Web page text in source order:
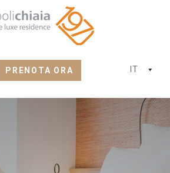
PRENOTA ORA IT